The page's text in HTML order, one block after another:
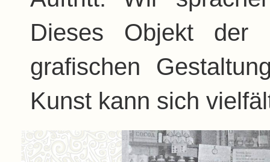
Dieses Objekt der
grafischen
Kunst kann sich